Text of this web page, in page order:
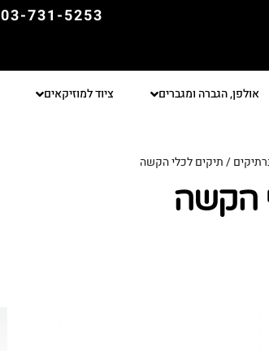
03-731-5253
אולפן, הגברה ומגברים ציוד למוזיקאים
/ תיקים לכלי הקשה
הקשה